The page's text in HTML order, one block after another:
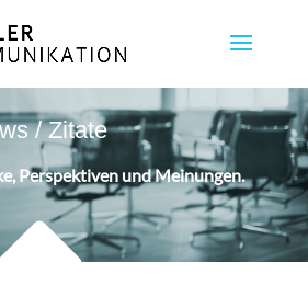
/ Zitate
Perspektiven und Meinungen.